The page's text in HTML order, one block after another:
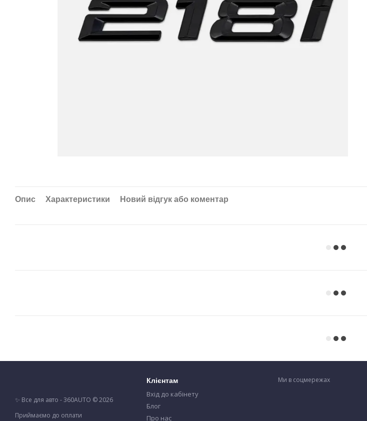
Опис Характеристики Новий відгук або коментар
✨ Все для авто - 360AUTO © 2026
Приймаємо до оплати
Клієнтам
Вхід до кабінету
Блог
Про нас
Ми в соцмережах